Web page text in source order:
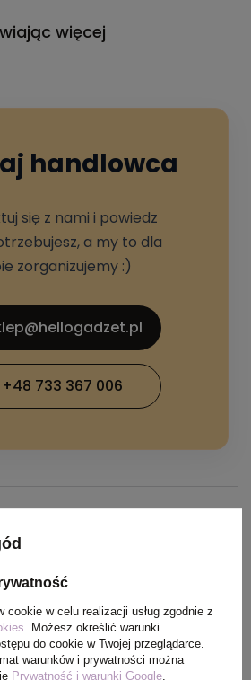
więcej
handlowca
się z nami i powiedz
a my to dla
zorganizujemy :)
+48 733 367 006
czarny
papier, PP, bambus
cookie w celu realizacji usług zgodnie z
. Możesz określić warunki
do cookie w Twojej przeglądarce.
warunków i prywatności można
Prywatność i warunki Google